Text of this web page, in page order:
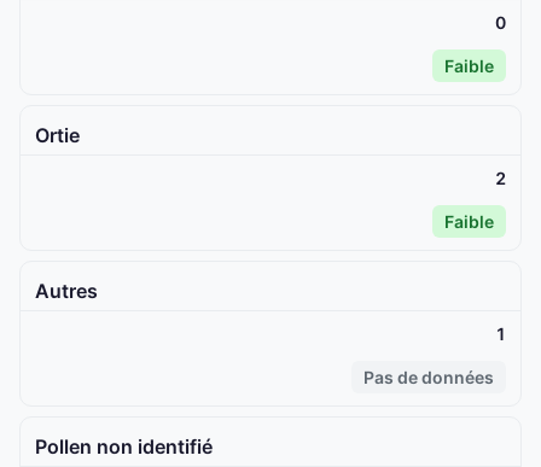
0
Faible
Ortie
2
Faible
Autres
1
Pas de données
Pollen non identifié